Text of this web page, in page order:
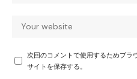
次回のコメントで使用するためブラ
サイトを保存する。